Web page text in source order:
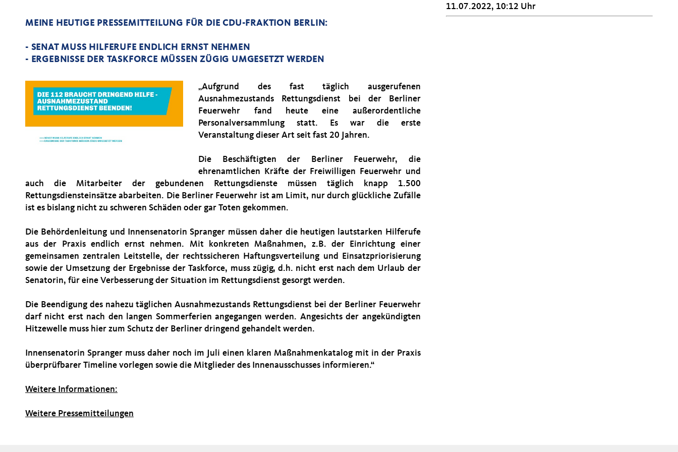
MEINE HEUTIGE PRESSEMITTEILUNG FÜR DIE CDU-FRAKTION BERLIN:
- SENAT MUSS HILFERUFE ENDLICH ERNST NEHMEN
- ERGEBNISSE DER TASKFORCE MÜSSEN ZÜGIG UMGESETZT WERDEN
Aufgrund des fast täglich ausgerufenen
Ausnahmezustands Rettungsdienst bei der Berliner
Feuerwehr fand heute eine außerordentliche
Personalversammlung statt. Es war die erste
Veranstaltung dieser Art seit fast 20 Jahren.
Die Beschäftigten der Berliner Feuerwehr, die
ehrenamtlichen Kräfte der Freiwilligen Feuerwehr und
auch die Mitarbeiter der gebundenen Rettungsdienste müssen täglich knapp 1.500
Rettungsdiensteinsätze abarbeiten. Die Berliner Feuerwehr ist am Limit, nur durch glückliche Zufälle
ist es bislang nicht zu schweren Schäden oder gar Toten gekommen.
Die Behördenleitung und Innensenatorin Spranger müssen daher die heutigen lautstarken Hilferufe
aus der Praxis endlich ernst nehmen. Mit konkreten Maßnahmen, z.B. der Einrichtung einer
gemeinsamen zentralen Leitstelle, der rechtssicheren Haftungsverteilung und Einsatzpriorisierung
sowie der Umsetzung der Ergebnisse der Taskforce, muss zügig, d.h. nicht erst nach dem Urlaub der
Senatorin, für eine Verbesserung der Situation im Rettungsdienst gesorgt werden.
Die Beendigung des nahezu täglichen Ausnahmezustands Rettungsdienst bei der Berliner Feuerwehr
darf nicht erst nach den langen Sommerferien angegangen werden. Angesichts der angekündigten
Hitzewelle muss hier zum Schutz der Berliner dringend gehandelt werden.
Innensenatorin Spranger muss daher noch im Juli einen klaren Maßnahmenkatalog mit in der Praxis
überprüfbarer Timeline vorlegen sowie die Mitglieder des Innenausschusses informieren.“
Weitere Informationen:
Weitere Pressemitteilungen
11.07.2022, 10:12 Uhr